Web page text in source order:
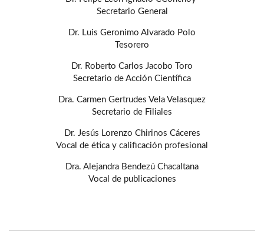
Secretario General
Dr. Luis Geronimo Alvarado Polo
Tesorero
Dr. Roberto Carlos Jacobo Toro
Secretario de Acción Científica
Dra. Carmen Gertrudes Vela Velasquez
Secretario de Filiales
Dr. Jesús Lorenzo Chirinos Cáceres
Vocal de ética y calificación profesional
Dra. Alejandra Bendezú Chacaltana
Vocal de publicaciones